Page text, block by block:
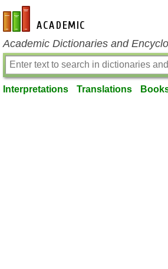
en-academic.com
Academic Dictionaries and
Interpretations Translations